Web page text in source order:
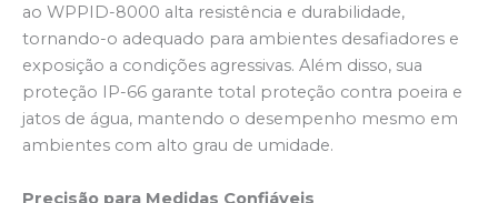
ao WPPID-8000 alta resistência e durabilidade,
tornando-o adequado para ambientes desafiadores e
exposição a condições agressivas. Além disso, sua
proteção IP-66 garante total proteção contra poeira e
jatos de água, mantendo o desempenho mesmo em
ambientes com alto grau de umidade.
Precisão para Medidas Confiáveis